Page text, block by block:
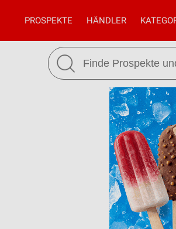
PROSPEKTE HÄNDLER